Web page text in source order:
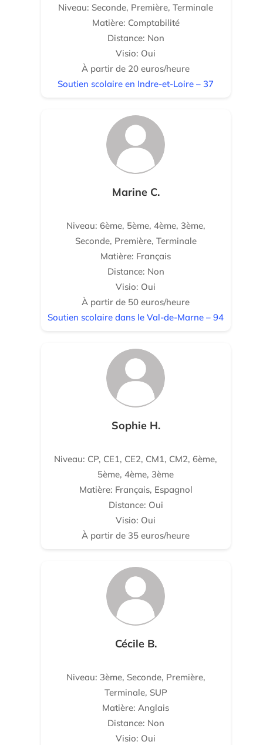
Niveau: Seconde, Première, Terminale
Matière: Comptabilité
Distance: Non
Visio: Oui
À partir de 20 euros/heure
Soutien scolaire en Indre-et-Loire – 37
Marine C.
Niveau: 6ème, 5ème, 4ème, 3ème,
Seconde, Première, Terminale
Matière: Français
Distance: Non
Visio: Oui
À partir de 50 euros/heure
Soutien scolaire dans le Val-de-Marne – 94
Sophie H.
Niveau: CP, CE1, CE2, CM1, CM2, 6ème,
5ème, 4ème, 3ème
Matière: Français, Espagnol
Distance: Oui
Visio: Oui
À partir de 35 euros/heure
Cécile B.
Niveau: 3ème, Seconde, Première,
Terminale, SUP
Matière: Anglais
Distance: Non
Visio: Oui